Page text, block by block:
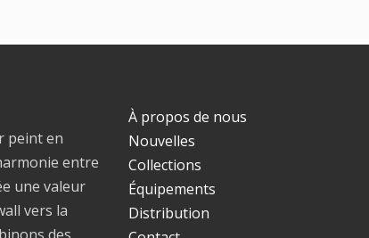
peint en
entre
une valeur
vers la
À propos de nous
Nouvelles
Collections
Équipements
Distribution